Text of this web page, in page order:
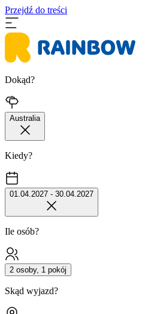
Przejdź do treści
Dokąd?
Australia
Kiedy?
01.04.2027 - 30.04.2027
Ile osób?
2 osoby, 1 pokój
Skąd wyjazd?